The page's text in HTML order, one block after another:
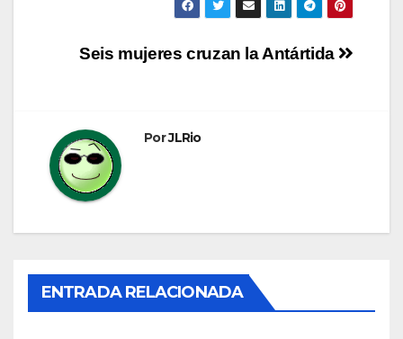
Navegación
entradas
Seis mujeres cruzan la Antártida
PorJLRio
ENTRADA RELACIONADA